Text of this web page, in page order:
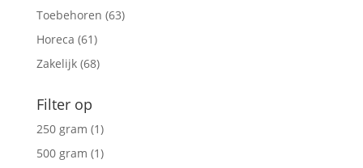
Toebehoren (63)
Horeca (61)
Zakelijk (68)
Filter op
250 gram (1)
500 gram (1)